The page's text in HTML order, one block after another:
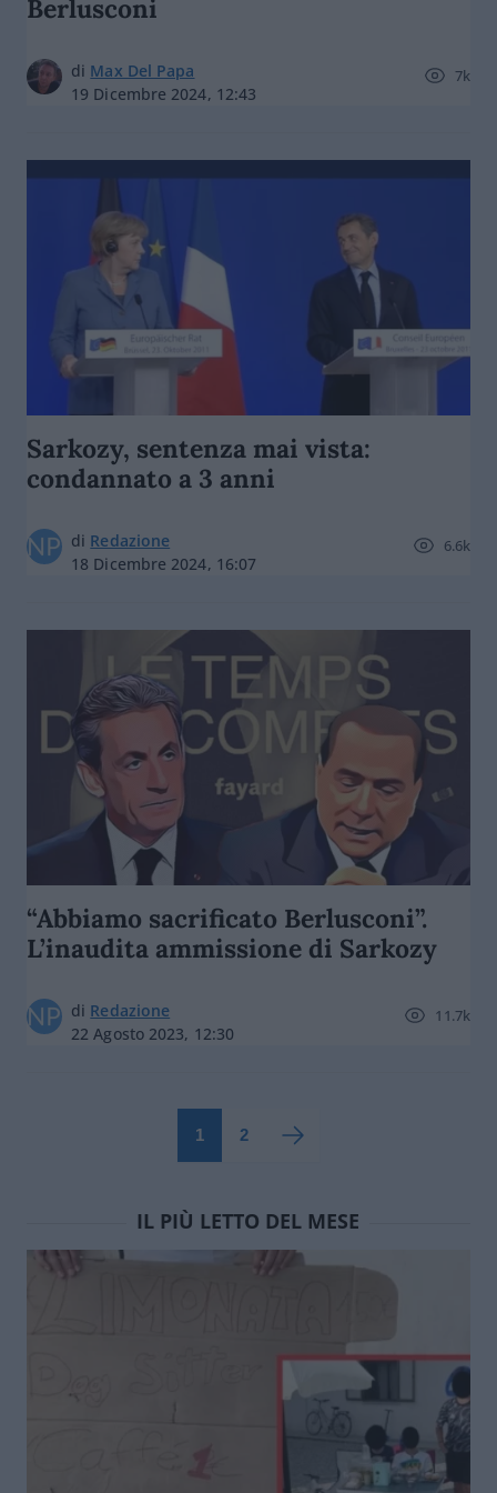
Berlusconi
di Max Del Papa
19 Dicembre 2024, 12:43
7k
Sarkozy, sentenza mai vista:
condannato a 3 anni
di Redazione
18 Dicembre 2024, 16:07
6.6k
“Abbiamo sacrificato Berlusconi”.
L’inaudita ammissione di Sarkozy
di Redazione
22 Agosto 2023, 12:30
11.7k
1 2
IL PIÙ LETTO DEL MESE